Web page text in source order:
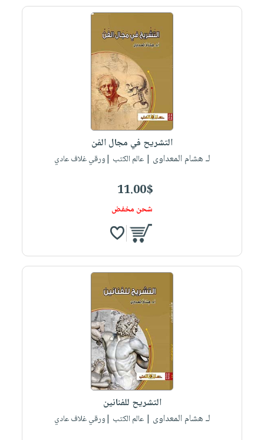
التشريح في مجال الفن
لـ هشام المعداوى | عالم الكتب |ورقي غلاف عادي
11.00$
شحن مخفض
التشريح للفنانين
لـ هشام المعداوى | عالم الكتب |ورقي غلاف عادي